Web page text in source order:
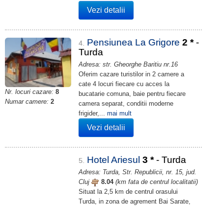
Vezi detalii
Nr. locuri cazare: 8
Numar camere: 2
4. Pensiunea La Grigore 2 * -
Turda
Adresa: str. Gheorghe Baritiu nr.16
Oferim cazare turistilor in 2 camere a
cate 4 locuri fiecare cu acces la
bucatarie comuna, baie pentru fiecare
camera separat, conditii moderne
frigider,... mai mult
Vezi detalii
5. Hotel Ariesul 3 * - Turda
Adresa: Turda, Str. Republicii, nr. 15, jud.
Cluj
8.04 (km fata de centrul localitatii)
Situat la 2,5 km de centrul orasului
Turda, in zona de agrement Bai Sarate,